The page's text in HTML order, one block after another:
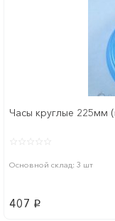
Часы круглые 225мм
Основной склад: 3 шт
407 p